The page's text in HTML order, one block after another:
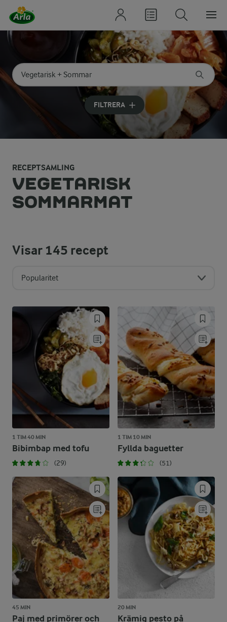
Sök på kategori eller ingrediens
Skriv in sökord för att få förslag
FILTRERA
RECEPTSAMLING
VEGETARISK
SOMMARMAT
Visar145 recept
Popularitet
1 TIM 40 MIN
Bibimbap med tofu
(29)
1 TIM 10 MIN
Fyllda baguetter
(51)
45 MIN
Paj med primörer och
20 MIN
Krämig pesto på